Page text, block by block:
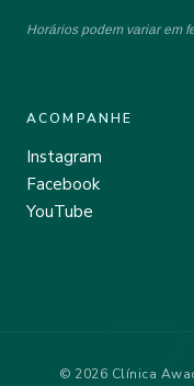
Horários podem variar em
ACOMPANHE
Instagram
Facebook
YouTube
© 2026 Clínica